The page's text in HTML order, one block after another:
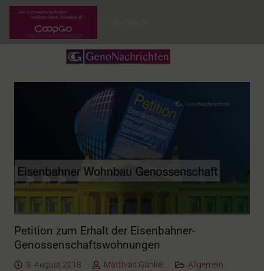
Petition zum Erhalt der Eisenbahner-
Genossenschaftswohnungen
9. August 2018 Matthias Günkel
Allgemein